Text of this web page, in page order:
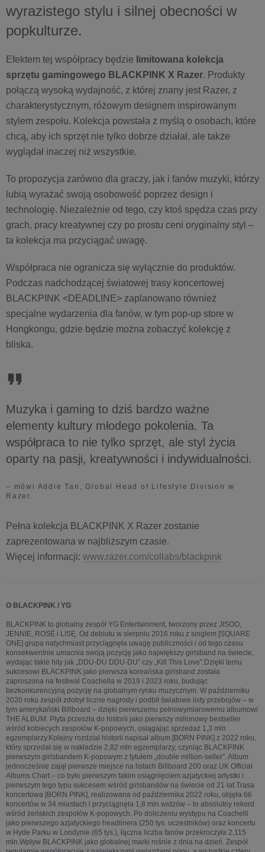
wyrazistego stylu i silnej obecności w
popkulturze.
Efektem tej współpracy będzie limitowana kolekcja
sprzętu gamingowego BLACKPINK X Razer. Produkty
połączą wysoką wydajność, z której znany jest Razer, z
charakterystycznym, różowym designem inspirowanym
stylem zespołu. Kolekcja powstała z myślą o osobach, które
chcą, aby ich sprzęt nie tylko dobrze działał, ale także
wyglądał inaczej niż wszystkie.
To propozycja zarówno dla graczy, jak i fanów muzyki, którzy
lubią wyrażać swoją osobowość poprzez design i
technologię. Niezależnie od tego, czy ktoś spędza czas przy
grach, pracy kreatywnej czy po prostu ceni oryginalny styl –
ta kolekcja ma przyciągać uwagę.
Współpraca nie ogranicza się wyłącznie do produktów.
Podczas nadchodzącej światowej trasy koncertowej
BLACKPINK <DEADLINE> zaplanowano również
specjalne wydarzenia dla fanów, w tym pop-up store w
Hongkongu, gdzie będzie można zobaczyć kolekcję z
bliska.
Muzyka i gaming to dziś bardzo ważne
elementy kultury młodego pokolenia. Ta
współpraca to nie tylko sprzęt, ale styl życia
oparty na pasji, kreatywności i indywidualności.
– mówi Addie Tan, Global Head of Lifestyle Division w
Razer.
Pełna kolekcja BLACKPINK X Razer zostanie
zaprezentowana w najbliższym czasie.
Więcej informacji: www.razer.com/collabs/blackpink
O BLACKPINK / YG
BLACKPINK to globalny zespół YG Entertainment, tworzony przez JISOO,
JENNIE, ROSÉ i LISĘ. Od debiutu w sierpniu 2016 roku z singlem [SQUARE
ONE] grupa natychmiast przyciągnęła uwagę publiczności i od tego czasu
konsekwentnie umacnia swoją pozycję jako największy girlsband na świecie,
wydając takie hity jak „DDU-DU DDU-DU” czy „Kill This Love”.Dzięki temu
sukcesowi BLACKPINK jako pierwsza koreańska girlsband została
zaproszona na festiwal Coachella w 2019 i 2023 roku, budując
bezkonkurencyjną pozycję na globalnym rynku muzycznym. W październiku
2020 roku zespół zdobył liczne nagrody i podbił światowe listy przebojów – w
tym amerykański Billboard – dzięki pierwszemu pełnowymiarowemu albumowi
THE ALBUM. Płyta przeszła do historii jako pierwszy milionowy bestseller
wśród kobiecych zespołów K-popowych, osiągając sprzedaż 1,3 mln
egzemplarzy.Kolejny rozdział historii napisał album [BORN PINK] z 2022 roku,
który sprzedał się w nakładzie 2,82 mln egzemplarzy, czyniąc BLACKPINK
pierwszym girlsbandem K-popowym z tytułem „double million-seller”. Album
jednocześnie zajął pierwsze miejsce na listach Billboard 200 oraz UK Official
Albums Chart – co było pierwszym takim osiągnięciem azjatyckiej artystki i
pierwszym tego typu sukcesem wśród girlsbandów na świecie od 21 lat.Trasa
koncertowa [BORN PINK], realizowana od października 2022 roku, objęła 66
koncertów w 34 miastach i przyciągnęła 1,8 mln widzów – to absolutny rekord
wśród żeńskich zespołów K-popowych. Po doliczeniu występu na Coachelli
jako pierwszego azjatyckiego headlinera (250 tys. uczestników) oraz koncertu
w Hyde Parku w Londynie (65 tys.), łączna liczba fanów przekroczyła 2,115
mln.Wpływ BLACKPINK jako globalnej marki rośnie z dnia na dzień. Zespół